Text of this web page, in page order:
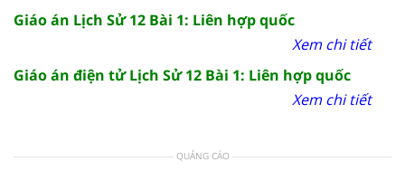
Giáo án Lịch Sử 12 Bài 1: Liên hợp quốc
Xem chi tiết
Giáo án điện tử Lịch Sử 12 Bài 1: Liên hợp quốc
Xem chi tiết
QUẢNG CÁO